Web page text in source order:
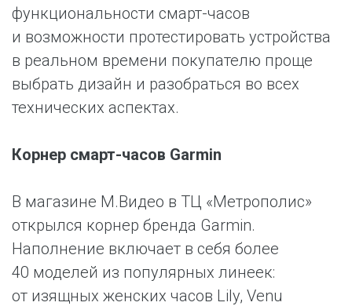
функциональности смарт-часов
и возможности протестировать устройства
в реальном времени покупателю проще
выбрать дизайн и разобраться во всех
технических аспектах.
Корнер смарт-часов Garmin
В магазине М.Видео в ТЦ «Метрополис»
открылся корнер бренда Garmin.
Наполнение включает в себя более
40 моделей из популярных линеек:
от изящных женских часов Lily, Venu